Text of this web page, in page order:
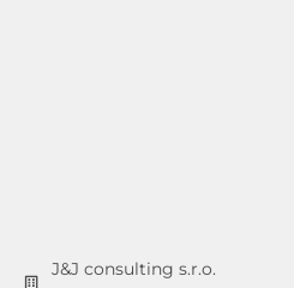
J&J consulting s.r.o.